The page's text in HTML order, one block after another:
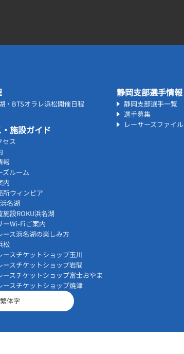
・BTSオラレ浜松開催日程
施設ガイド
セス
報
ズルーム
内
所ウィンピア
名湖
施設ROKU浜名湖
ーWi-Fiご案内
ース浜名湖の楽しみ方
松
ースチケットショップ玉川
ースチケットショップ岩間
ースチケットショップ富士おやま
ースチケットショップ焼津
静岡支部選手情報
静岡支部選手一覧
選手募集
レーサーズファイル
体字